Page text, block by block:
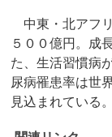
中東・北アフ
５００億円。成
た、生活習慣病
尿病罹患率は世
見込まれている。